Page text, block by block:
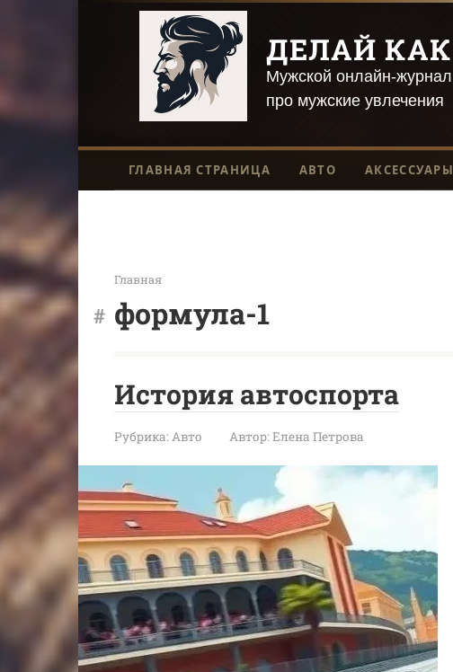
ДЕЛАЙ
Мужской онлайн-
про мужские увлечения
ГЛАВНАЯ СТРАНИЦА АВТО АКСЕССУАРЫ
Главная
формула-1
История автоспорта
Рубрика:Авто Автор:Елена Петрова